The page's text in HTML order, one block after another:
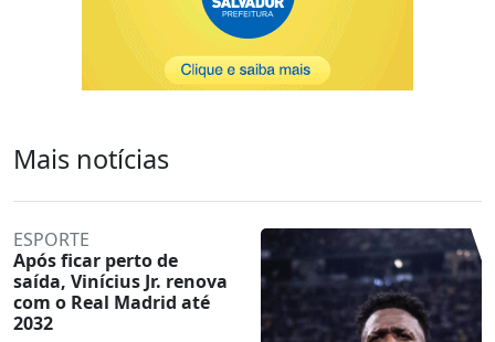
Mais notícias
ESPORTE
Após ficar perto de
saída, Vinícius Jr. renova
com o Real Madrid até
2032